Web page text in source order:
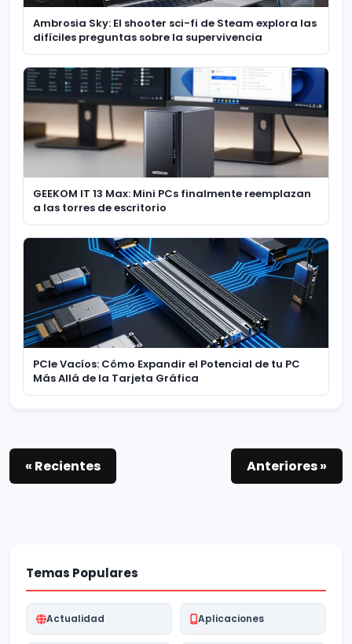
Ambrosia Sky: El shooter sci-fi de Steam explora las
difíciles preguntas sobre la supervivencia
GEEKOM IT 13 Max: Mini PCs finalmente reemplazan
a las torres de escritorio
PCIe Vacíos: Cómo Expandir el Potencial de tu PC
Más Allá de la Tarjeta Gráfica
« Recientes Anteriores »
Temas Populares
Actualidad Aplicaciones